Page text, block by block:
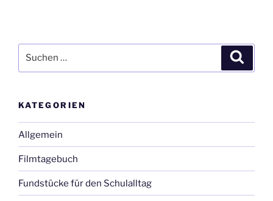
nach:
KATEGORIEN
Allgemein
Filmtagebuch
Fundstücke für den Schulalltag